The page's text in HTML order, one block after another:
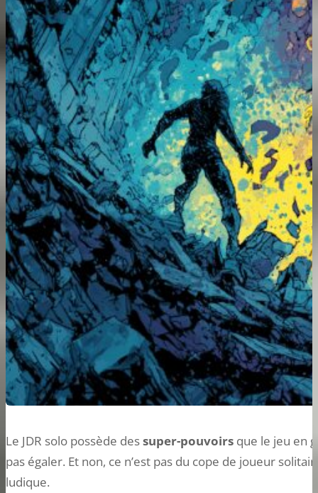
Le JDR solo possède dessuper-pouvoirs que le jeu en
pas égaler. Et non, ce n’est pas du cope de joueur
ludique.